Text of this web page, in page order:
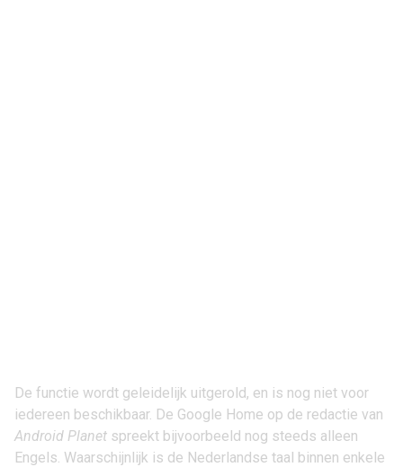
De functie wordt geleidelijk uitgerold, en is nog niet voor
iedereen beschikbaar. De Google Home op de redactie van
Android Planet spreekt bijvoorbeeld nog steeds alleen
Engels. Waarschijnlijk is de Nederlandse taal binnen enkele